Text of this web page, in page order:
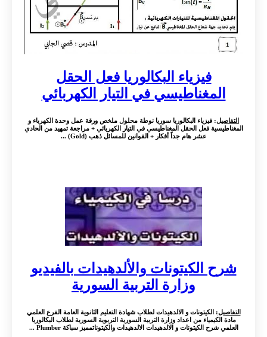
فيزياء البكالوريا فعل الحقل
المغناطيسي في التيار الكهربائي
التفاصيل: فيزياء البكالوريا سوريا نوطة محلول ملخص ورقة عمل وحدة الكهرباء و
المغناطيسية فعل الحقل المغناطيسي في التيار الكهربائي + مراجعة تمهيد من الحادي
عشر هام جداً أفكار + القوانين للمسائل ذهب (Gold) ...
شرح الكيتونات والألدهيدات بالفيديو
وزارة التربية السورية
التفاصيل: الكيتونات و الالدهيدات لطلاب شهادة التعليم الثانوية العامة الفرع العلمي
مادة الكيمياء من اعداد وزارة التربية السورية التربوية السورية لطلاب البكالوريا
العلمي شرح الكيتونات و الالدهيدات الالدهيدات والكيتوناتمميز سباكة Plumber ...